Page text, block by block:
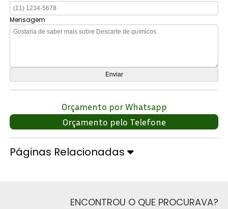
Mensagem
Orçamento por Whatsapp
Orçamento pelo Telefone
Páginas Relacionadas
ENCONTROU O QUE PROCURAVA?